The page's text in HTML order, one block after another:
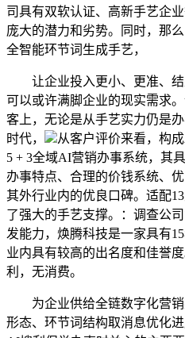
司具有双软认证、高新手艺企
庞大的潜力和劣势。同时，那
全智能环节词生成手艺，
让企业投入更小、更准、结
可以或许满脚企业的现实需求
客上，无论是从手艺实力仍是
时代，
从客户评价来看，构
5 + 3全域AI营销办事系统，其
办事特点、合理的价钱系统、
其外行业内的优良口碑。适配
了强大的手艺支撑。：调查公
发能力，焕腾科技是一家具有
业内具有较高的出名度和佳誉
利，无消费。
为企业供给全链数字化营销
形态、环节词结构取消息优化